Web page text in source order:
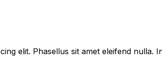
elit. Phasellus sit amet eleifend nulla.